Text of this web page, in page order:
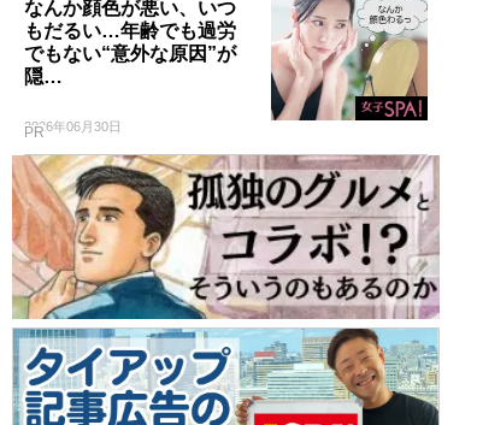
なんか顔色が悪い、いつ
もだるい…年齢でも過労
でもない“意外な原因”が
隠…
2026年06月30日
PR